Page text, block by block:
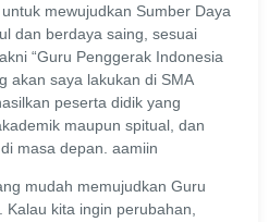
mewujudkan Sumber Daya
dan berdaya saing, sesuai
“Guru Penggerak Indonesia
akan saya lakukan di SMA
peserta didik yang
maupun spitual, dan
masa depan. aamiin
mudah memujudkan Guru
Kalau kita ingin perubahan,